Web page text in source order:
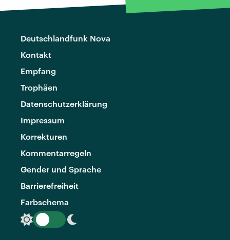
Deutschlandfunk Nova
Kontakt
Empfang
Trophäen
Datenschutzerklärung
Impressum
Korrekturen
Kommentarregeln
Gender und Sprache
Barrierefreiheit
Farbschema